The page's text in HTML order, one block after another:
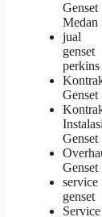
Genset
Medan
jual
genset
perkins
Genset
Instalasi
Genset
Genset
service
genset
Service